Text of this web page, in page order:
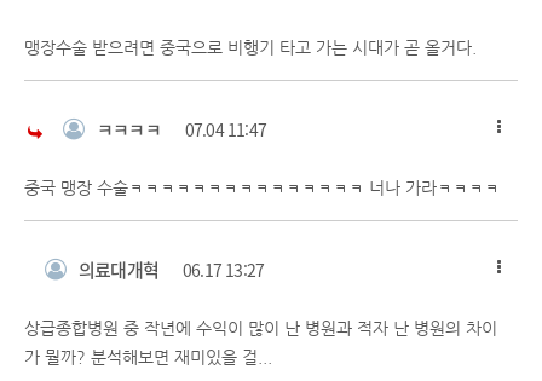
맹장수술 받으려면 중국으로 비행기 타고 가는 시대가 곧 올거다.
ㅋㅋㅋㅋ 07.04 11:47
중국 맹장 수술ㅋㅋㅋㅋㅋㅋㅋㅋㅋㅋㅋㅋㅋㅋㅋ 너나 가라ㅋㅋㅋㅋ
의료대개혁 06.17 13:27
상급종합병원 중 작년에 수익이 많이 난 병원과 적자 난 병원의 차이
가 뭘까? 분석해보면 재미있을 걸...